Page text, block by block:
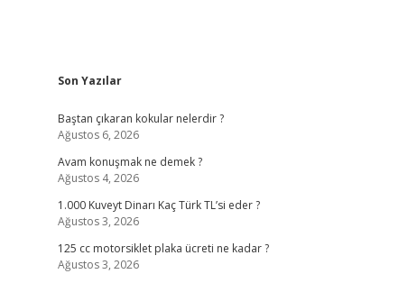
Sidebar
Son Yazılar
Baştan çıkaran kokular nelerdir ?
Ağustos 6, 2026
Avam konuşmak ne demek ?
Ağustos 4, 2026
1.000 Kuveyt Dinarı Kaç Türk TL’si eder ?
Ağustos 3, 2026
125 cc motorsiklet plaka ücreti ne kadar ?
Ağustos 3, 2026